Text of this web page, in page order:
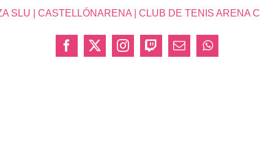
| CASTELLÓNARENA | CLUB DE TENIS ARENA
Facebook
X InstagramTwitchCorreoWhatsApp